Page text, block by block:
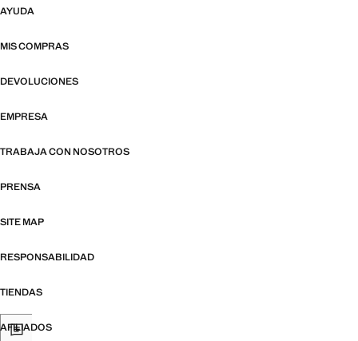
AYUDA
MIS COMPRAS
DEVOLUCIONES
EMPRESA
TRABAJA CON NOSOTROS
PRENSA
SITE MAP
RESPONSABILIDAD
TIENDAS
AFILIADOS